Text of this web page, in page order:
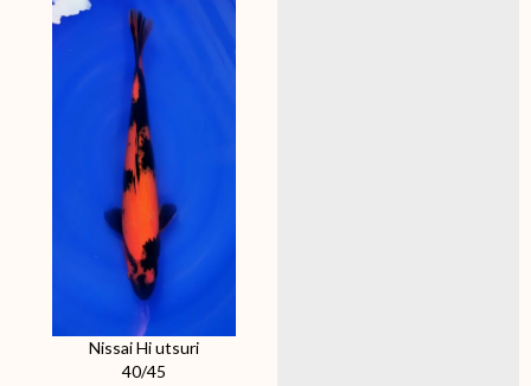
Nissai Hi utsuri
40/45